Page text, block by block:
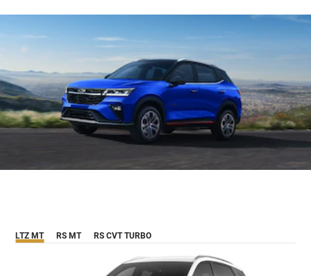
LTZ MT RS MT RS CVT TURBO